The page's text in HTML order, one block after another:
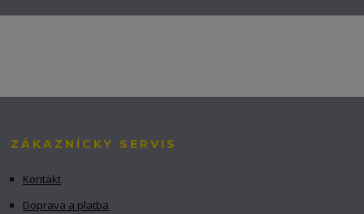
ZÁKAZNÍCKY SERVIS
Kontakt
Doprava a platba